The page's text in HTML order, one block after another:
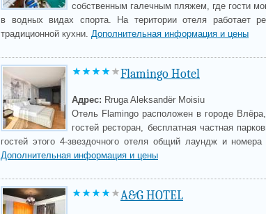
собственным галечным пляжем, где гости
в водных видах спорта. На територии отеля работает
традиционной кухни. Дополнительная информация и цены
Flamingo Hotel
Адрес: Rruga Aleksandër Moisiu
Отель Flamingo расположен в городе
гостей ресторан, бесплатная частная
гостей этого 4-звездочного отеля общий лаундж и
Дополнительная информация и цены
A&G HOTEL